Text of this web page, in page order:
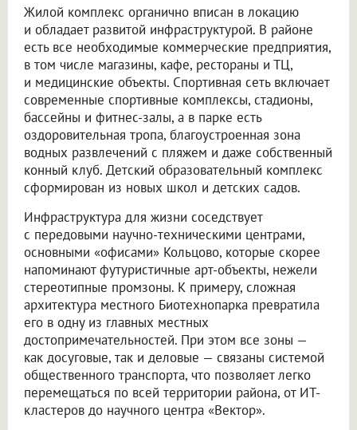
Жилой комплекс органично вписан в локацию
и обладает развитой инфраструктурой. В районе
есть все необходимые коммерческие предприятия,
в том числе магазины, кафе, рестораны и ТЦ,
и медицинские объекты. Спортивная сеть включает
современные спортивные комплексы, стадионы,
бассейны и фитнес-залы, а в парке есть
оздоровительная тропа, благоустроенная зона
водных развлечений с пляжем и даже собственный
конный клуб. Детский образовательный комплекс
сформирован из новых школ и детских садов.
Инфраструктура для жизни соседствует
с передовыми научно-техническими центрами,
основными «офисами» Кольцово, которые скорее
напоминают футуристичные арт-объекты, нежели
стереотипные промзоны. К примеру, сложная
архитектура местного Биотехнопарка превратила
его в одну из главных местных
достопримечательностей. При этом все зоны —
как досуговые, так и деловые — связаны системой
общественного транспорта, что позволяет легко
перемещаться по всей территории района, от ИТ-
кластеров до научного центра «Вектор».